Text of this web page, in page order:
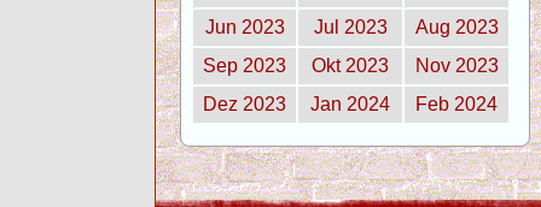
Jun 2023
Jul 2023
Aug 2023
Sep 2023
Okt 2023
Nov 2023
Dez 2023
Jan 2024 Feb 2024